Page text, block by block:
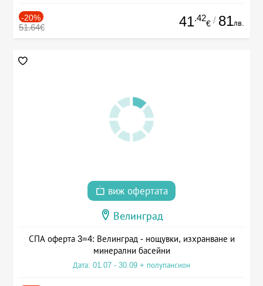
-20%
51.64€ 41.42
€ / 81лв.
виж офертата
Велинград
СПА оферта 3=4: Велинград - нощувки, изхранване и
минерални басейни
Дата: 01.07 - 30.09 + полупансион